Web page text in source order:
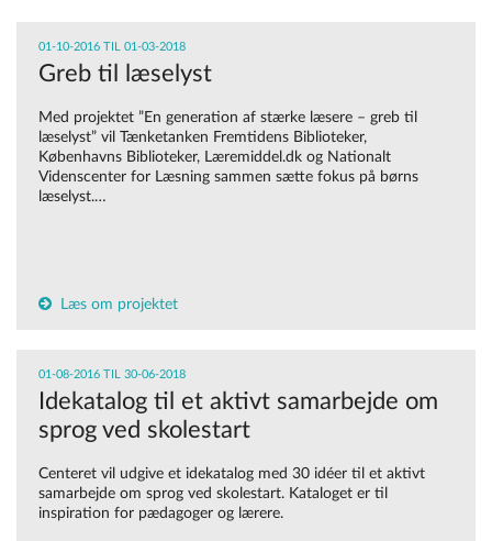
01-10-2016 TIL 01-03-2018
Greb til læselyst
Med projektet ”En generation af stærke læsere – greb til
læselyst” vil Tænketanken Fremtidens Biblioteker,
Københavns Biblioteker, Læremiddel.dk og Nationalt
Videnscenter for Læsning sammen sætte fokus på børns
læselyst.…
Læs om projektet
01-08-2016 TIL 30-06-2018
Idekatalog til et aktivt samarbejde om
sprog ved skolestart
Centeret vil udgive et idekatalog med 30 idéer til et aktivt
samarbejde om sprog ved skolestart. Kataloget er til
inspiration for pædagoger og lærere.